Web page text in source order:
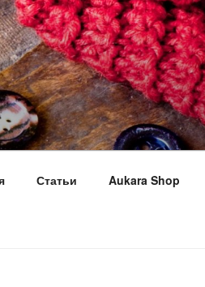
Статьи Aukara Shop